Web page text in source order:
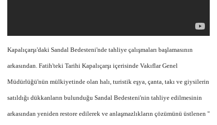
Kapalıçarşı'daki Sandal Bedesteni'nde tahliye çalışmaları başlamasının
arkasından. Fatih'teki Tarihi Kapalıçarşı içerisinde Vakıflar Genel
Müdürlüğü'nün mülkiyetinde olan halı, turistik eşya, çanta, takı ve giysilerin
satıldığı dükkanların bulunduğu Sandal Bedesteni'nin tahliye edilmesinin
arkasından yeniden restore edilerek ve anlaşmazlıkların çözümünü üstlenen "